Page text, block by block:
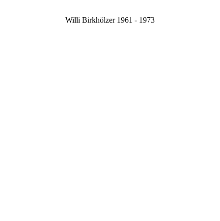
Willi Birkhölzer 1961 - 1973